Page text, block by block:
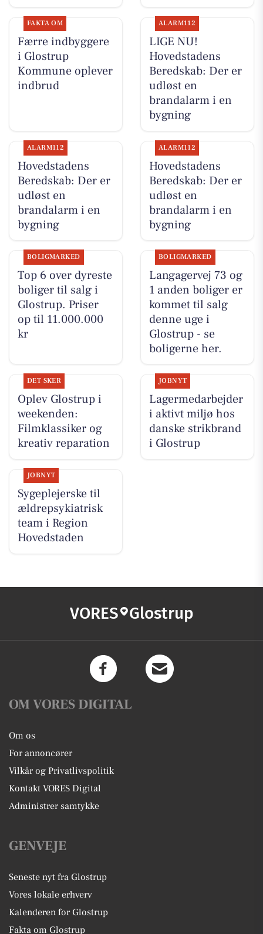
FAKTA OM
Færre indbyggere
i Glostrup
Kommune oplever
indbrud
ALARM112
LIGE NU!
Hovedstadens
Beredskab: Der er
udløst en
brandalarm i en
bygning
ALARM112
Hovedstadens
Beredskab: Der er
udløst en
brandalarm i en
bygning
ALARM112
Hovedstadens
Beredskab: Der er
udløst en
brandalarm i en
bygning
BOLIGMARKED
Top 6 over dyreste
boliger til salg i
Glostrup. Priser
op til 11.000.000
kr
BOLIGMARKED
Langagervej 73 og
1 anden boliger er
kommet til salg
denne uge i
Glostrup - se
boligerne her.
DET SKER
Oplev Glostrup i
weekenden:
Filmklassiker og
kreativ reparation
JOBNYT
Lagermedarbejder
i aktivt miljø hos
danske strikbrand
i Glostrup
JOBNYT
Sygeplejerske til
ældrepsykiatrisk
team i Region
Hovedstaden
VORES Glostrup
OM VORES DIGITAL
Om os
For annoncører
Vilkår og Privatlivspolitik
Kontakt VORES Digital
Administrer samtykke
GENVEJE
Seneste nyt fra Glostrup
Vores lokale erhverv
Kalenderen for Glostrup
Fakta om Glostrup